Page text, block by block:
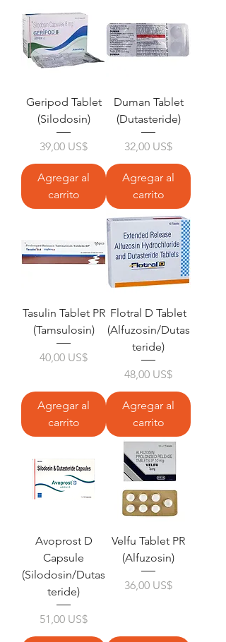
Geripod Tablet
(Silodosin)
Precio
39,00 US$
Agregar al
carrito
Duman Tablet
(Dutasteride)
Precio
32,00 US$
Agregar al
carrito
Tasulin Tablet PR
(Tamsulosin)
Precio
40,00 US$
Agregar al
carrito
Flotral D Tablet
(Alfuzosin/Dutas
teride)
Precio
48,00 US$
Agregar al
carrito
Avoprost D
Capsule
(Silodosin/Dutas
teride)
Precio
51,00 US$
Velfu Tablet PR
(Alfuzosin)
Precio
36,00 US$